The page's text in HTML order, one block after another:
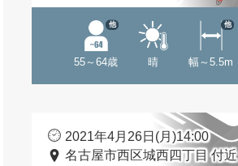
55～64歳
他
晴 幅～5.5m
他
2021年4月26日(月)14:00
名古屋市西区城西四丁目 付近